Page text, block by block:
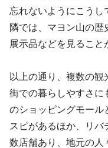
忘れないようにこうし
隣では、マヨン山の
展示品などを見ること
以上の通り、複数の
街での暮らしやすさに
のショッピングモール
スピがあるほか、リ
数店舗あり、地元の人